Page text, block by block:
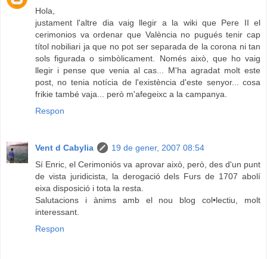
Hola,
justament l'altre dia vaig llegir a la wiki que Pere II el
cerimonios va ordenar que València no pugués tenir cap
títol nobiliari ja que no pot ser separada de la corona ni tan
sols figurada o simbòlicament. Només això, que ho vaig
llegir i pense que venia al cas... M'ha agradat molt este
post, no tenia notícia de l'existència d'este senyor... cosa
frikie també vaja... però m'afegeixc a la campanya.
Respon
Vent d Cabylia
19 de gener, 2007 08:54
Sí Enric, el Cerimoniós va aprovar això, però, des d'un punt
de vista juridicista, la derogació dels Furs de 1707 abolí
eixa disposició i tota la resta.
Salutacions i ànims amb el nou blog col•lectiu, molt
interessant.
Respon